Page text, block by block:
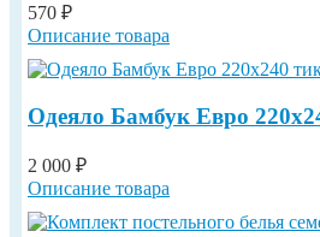
570 ₽
Описание товара
Одеяло Бамбук Евро
2 000 ₽
Описание товара